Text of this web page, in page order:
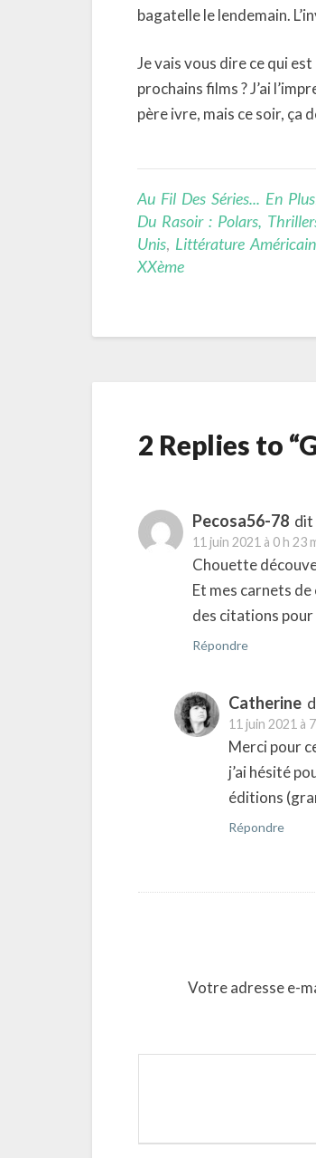
bagatelle le lendemain.
Je vais vous dire ce qui
prochains films ? J’ai
père ivre, mais ce soir, ça
Au Fil Des Séries... En
Du Rasoir : Polars,
Unis, Littérature
XXème
2 Replies to
Pecosa56-78 dit
11 juin 2021 à 0 h 23
Chouette
Et mes carnets
des citations
Répondre
Catherine
11 juin 2021 à
Merci pour
j’ai hésité
éditions
Répondre
Votre adresse e-